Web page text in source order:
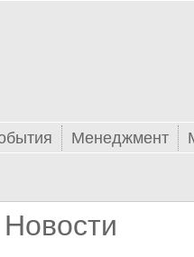
Менеджмент
Новости